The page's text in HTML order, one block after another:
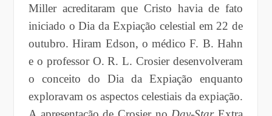
Miller acreditaram que Cristo havia de fato
iniciado o Dia da Expiação celestial em 22 de
outubro. Hiram Edson, o médico F. B. Hahn
e o professor O. R. L. Crosier desenvolveram
o conceito do Dia da Expiação enquanto
exploravam os aspectos celestiais da expiação.